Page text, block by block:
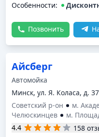
Особенности:
Позвонить
Айсберг
Автомойка
Минск, ул. Я. Коласа, д. 37
Советский р-он
м.
Челюскинцев
м.
4.4
158